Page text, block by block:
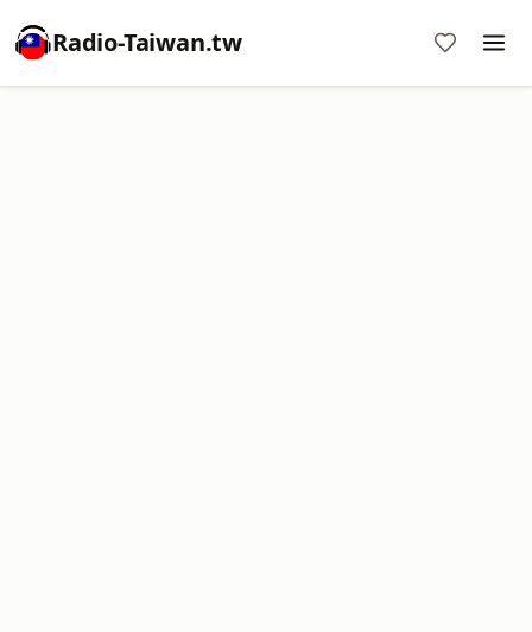
Radio-Taiwan.tw